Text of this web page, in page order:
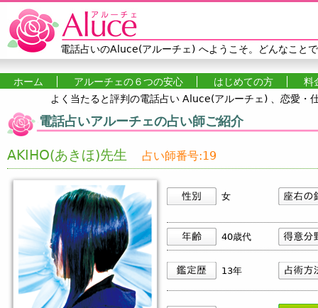
Jump to navigation
電話占いのAluce(アルーチェ) へようこそ。どんなこと
メインメニュー
ホーム アルーチェの６つの安心 はじめての方
料
よく当たると評判の電話占い Aluce(アルーチェ) 、恋愛・
電話占いアルーチェの占い師ご紹介
AKIHO(あきほ)先生 占い師番号:19
女
40歳代
13年